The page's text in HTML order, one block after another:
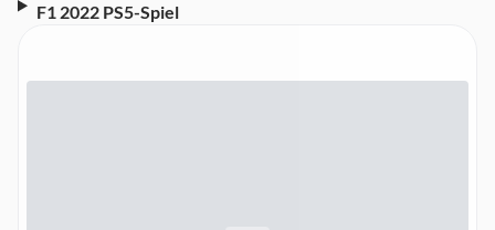
F1 2022 PS5-Spiel